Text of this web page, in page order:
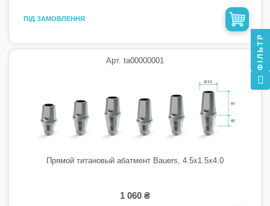
ПІД ЗАМОВЛЕННЯ
Арт. ta00000001
Прямой титановый абатмент Bauers, 4.5х1.5х4.0
1 060 ₴
ФІЛЬТР